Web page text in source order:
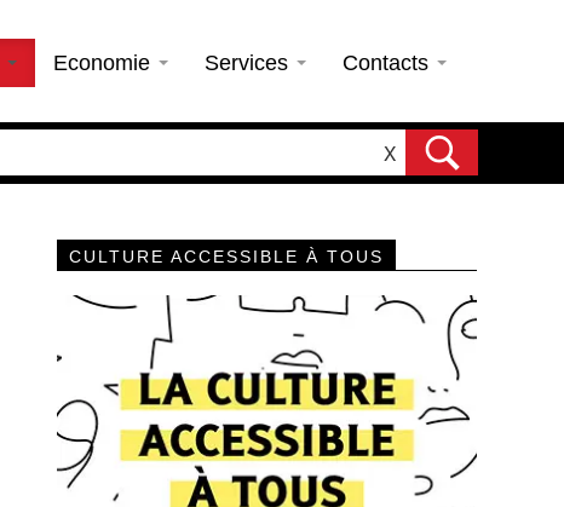
Economie Services Contacts
X
CULTURE ACCESSIBLE À TOUS